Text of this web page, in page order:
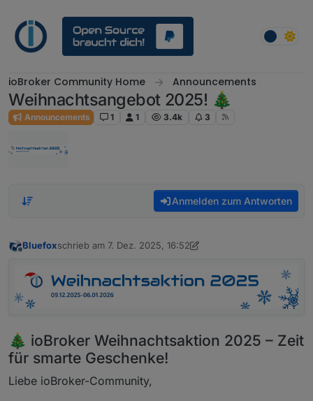
ioBroker Community Home Announcements
Weihnachtsangebot 2025! 🎄
Announcements 1 1 3.4k 3
Anmelden zum Antworten
Bluefoxschrieb am 7. Dez. 2025, 16:52
zuletzt editiert von Bluefox12. Sept. 2025, 22:16
🎄 ioBroker Weihnachtsaktion 2025 – Zeit
für smarte Geschenke!
Liebe ioBroker-Community,